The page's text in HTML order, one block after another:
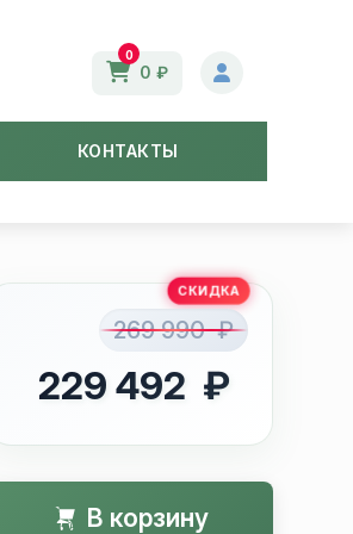
0
0 ₽
КОНТАКТЫ
269 990 ₽
229 492 ₽
В корзину